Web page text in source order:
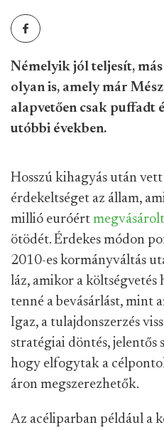
Némelyik jól teljesít, más
olyan is, amely már
alapvetően csak puffadt
utóbbi években.
Hosszú kihagyás után vett
érdekeltséget az állam,
millió euróért
ötödét. Érdekes módon
2010-es kormányváltás
láz, amikor a költségvetés
tenné a bevásárlást, mint
Igaz, a tulajdonszerzés
stratégiai döntés, jelentős
hogy elfogytak a
áron megszerezhetők.
Az acéliparban például a